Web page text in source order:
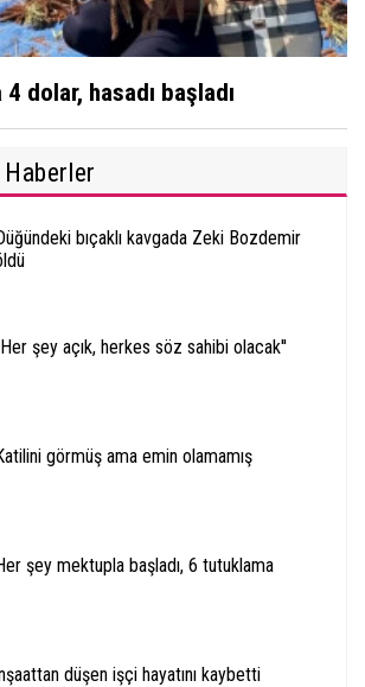
dolar, hasadı başladı
Haberler
bıçaklı kavgada Zeki Bozdemir
şey açık, herkes söz sahibi olacak''
görmüş ama emin olamamış
şey mektupla başladı, 6 tutuklama
düşen işçi hayatını kaybetti